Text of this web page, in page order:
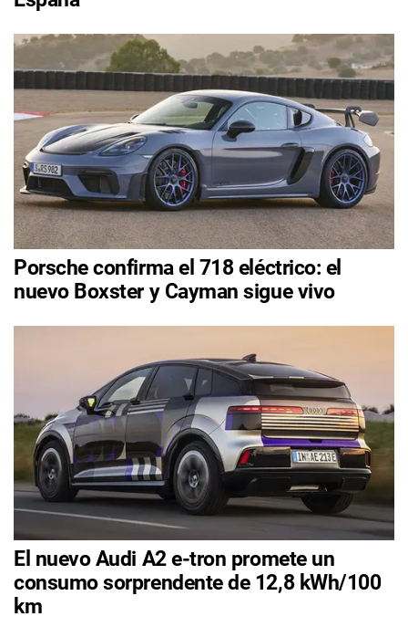
Porsche confirma el 718 eléctrico: el
nuevo Boxster y Cayman sigue vivo
El nuevo Audi A2 e-tron promete un
consumo sorprendente de 12,8 kWh/100
km